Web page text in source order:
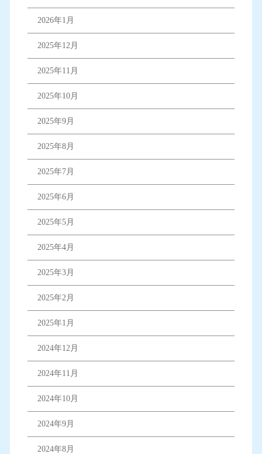
2026年1月
2025年12月
2025年11月
2025年10月
2025年9月
2025年8月
2025年7月
2025年6月
2025年5月
2025年4月
2025年3月
2025年2月
2025年1月
2024年12月
2024年11月
2024年10月
2024年9月
2024年8月